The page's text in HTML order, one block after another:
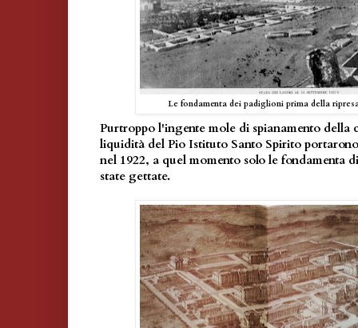
Le fondamenta dei padiglioni prima della
Purtroppo l'ingente mole di spianamento della
liquidità del Pio Istituto Santo Spirito
nel 1922, a quel momento solo le fondamenta
state gettate.